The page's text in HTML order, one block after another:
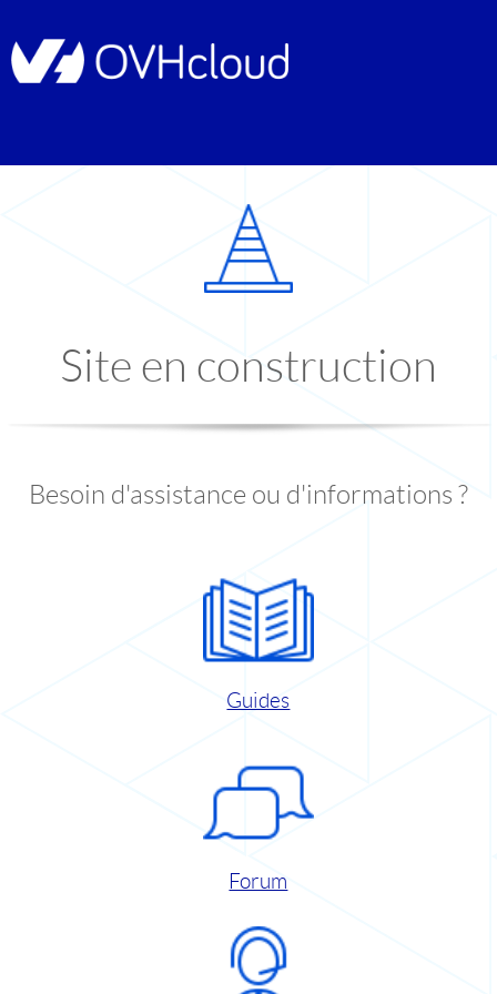
Site en construction
Besoin d'assistance ou d'informations ?
Guides
Forum